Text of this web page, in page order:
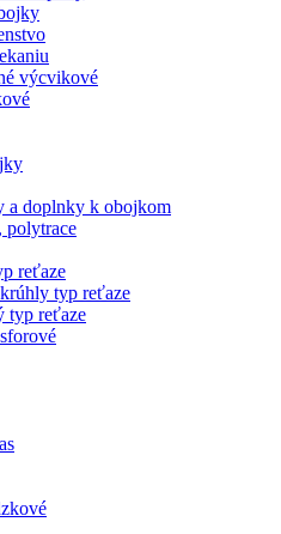
výcvikové
a doplnky k obojkom
polytrace
reťaze
typ reťaze
typ reťaze